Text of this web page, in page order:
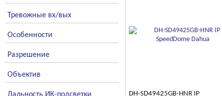
Тревожные вх/вых
Особенности
Разрешение
Объектив
DH-SD49425GB-HNR IP